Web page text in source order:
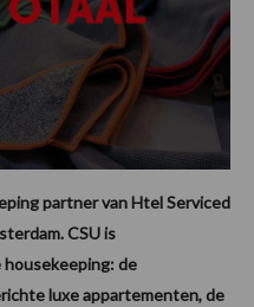
partner van Htel Serviced
CSU is
de
luxe appartementen, de